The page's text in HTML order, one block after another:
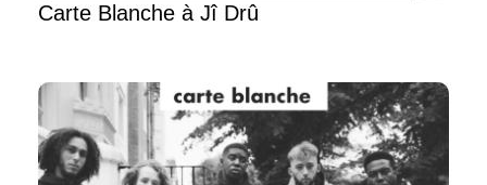
Carte Blanche à Jî Drû